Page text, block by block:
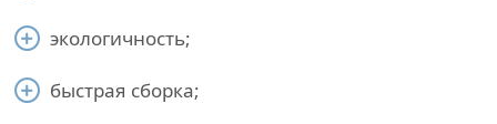
экологичность;
быстрая сборка;